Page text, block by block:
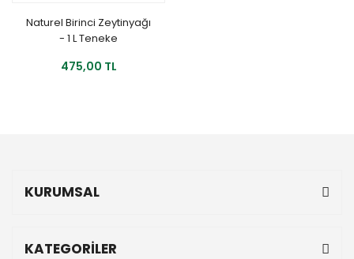
Naturel Birinci Zeytinyağı
- 1 L Teneke
475,00 TL
KURUMSAL
KATEGORİLER